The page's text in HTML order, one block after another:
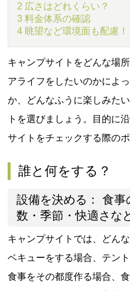
2 広さはどれくらい？
3 料金体系の確認
4 眺望など環境面も配慮！
キャンプサイトをどんな場
アライフをしたいのかによ
か、どんなふうに楽しみた
トを選びましょう。目的に
サイトをチェックする際の
誰と何をする？
設備を決める： 食事
数・季節・快適さな
キャンプサイトでは、どん
ベキューをする場合、テン
食事をその都度作る場合、